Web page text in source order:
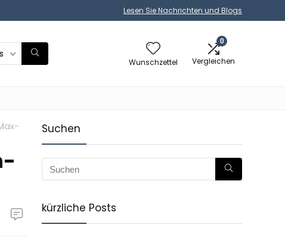
Lesen Sie Nachrichten und Blogs
Wunschzettel
0
Vergleichen
Suchen
kürzliche Posts